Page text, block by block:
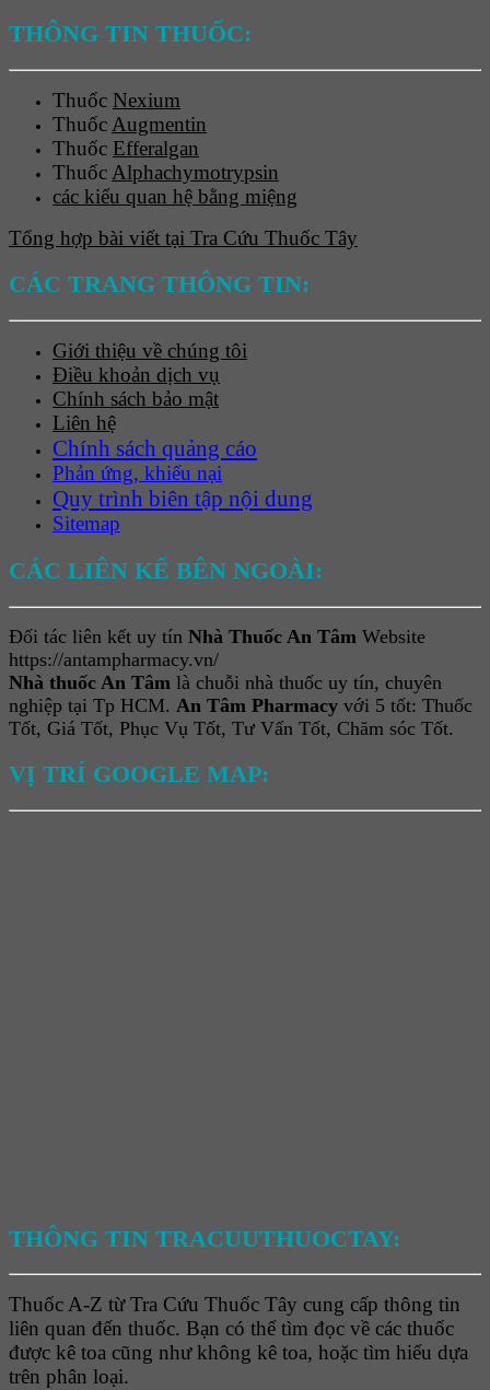
THÔNG TIN THUỐC:
Thuốc Nexium
Thuốc Augmentin
Thuốc Efferalgan
Thuốc Alphachymotrypsin
các kiểu quan hệ bằng miệng
Tổng hợp bài viết tại Tra Cứu Thuốc Tây
CÁC TRANG THÔNG TIN:
Giới thiệu về chúng tôi
Điều khoản dịch vụ
Chính sách bảo mật
Liên hệ
Chính sách quảng cáo
Phản ứng, khiếu nại
Quy trình biên tập nội dung
Sitemap
CÁC LIÊN KẾ BÊN NGOÀI:
Đối tác liên kết uy tín Nhà Thuốc An Tâm Website
https://antampharmacy.vn/
Nhà thuốc An Tâm là chuỗi nhà thuốc uy tín, chuyên
nghiệp tại Tp HCM. An Tâm Pharmacy với 5 tốt: Thuốc
Tốt, Giá Tốt, Phục Vụ Tốt, Tư Vấn Tốt, Chăm sóc Tốt.
VỊ TRÍ GOOGLE MAP:
THÔNG TIN TRACUUTHUOCTAY:
Thuốc A-Z từ Tra Cứu Thuốc Tây cung cấp thông tin
liên quan đến thuốc. Bạn có thể tìm đọc về các thuốc
được kê toa cũng như không kê toa, hoặc tìm hiểu dựa
trên phân loại.